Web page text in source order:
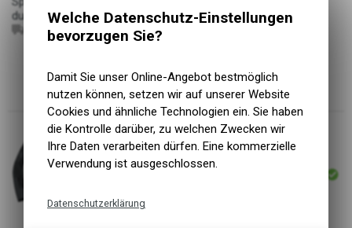
dunkelgrau-grau-weiss M
219.00 CHF
ARTIKELNUMMER
Welche Datenschutz-Einstellungen
bevorzugen Sie?
Damit Sie unser Online-Angebot bestmöglich
nutzen können, setzen wir auf unserer Website
Cookies und ähnliche Technologien ein. Sie haben
die Kontrolle darüber, zu welchen Zwecken wir
Ihre Daten verarbeiten dürfen. Eine kommerzielle
Verwendung ist ausgeschlossen.
Datenschutzerklärung